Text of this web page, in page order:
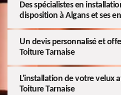
Des spécialistes en
disposition à Algans et ses
Un devis personnalisé et
Toiture Tarnaise
L'installation de votre velux
Toiture Tarnaise